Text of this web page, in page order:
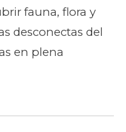
fauna, flora y
desconectas del
en plena